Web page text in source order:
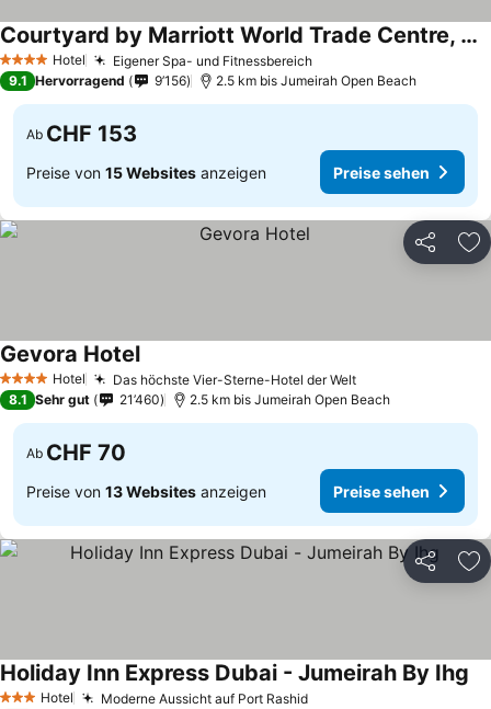
4 Sterne Hotel Eigener Spa- und Fitnessbereich
Courtyard by Marriott World Trade Centre, Dubai
9.1 Hervorragend 9’156 2.5 km bis Jumeirah Open Beach
Ab CHF 153
Preise von 15 Websites anzeigen Preise sehen
Teilen
4 Sterne Hotel Das höchste Vier-Sterne-Hotel der Welt
Gevora Hotel
8.1 Sehr gut 21’460 2.5 km bis Jumeirah Open Beach
Ab CHF 70
Preise von 13 Websites anzeigen Preise sehen
Teilen
3 SterneHotel Moderne Aussicht auf Port Rashid
Holiday Inn Express Dubai - Jumeirah By Ihg